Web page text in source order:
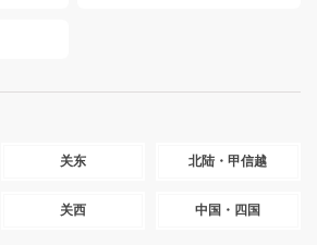
关东 北陆・甲信越
关西 中国・四国